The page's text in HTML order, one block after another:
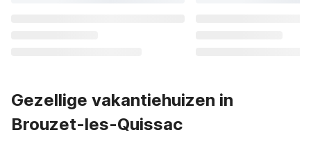
Gezellige vakantiehuizen in
Brouzet-les-Quissac